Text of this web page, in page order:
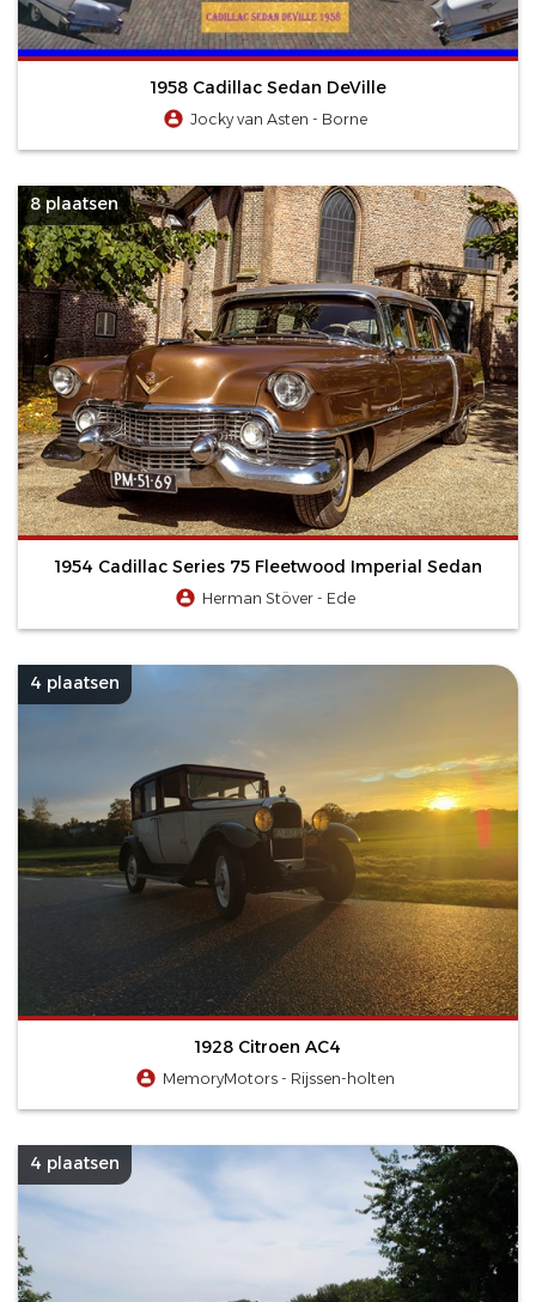
1958 Cadillac Sedan DeVille
Jocky van Asten - Borne
8 plaatsen
1954 Cadillac Series 75 Fleetwood Imperial Sedan
Herman Stöver - Ede
4 plaatsen
1928 Citroen AC4
MemoryMotors - Rijssen-holten
4 plaatsen